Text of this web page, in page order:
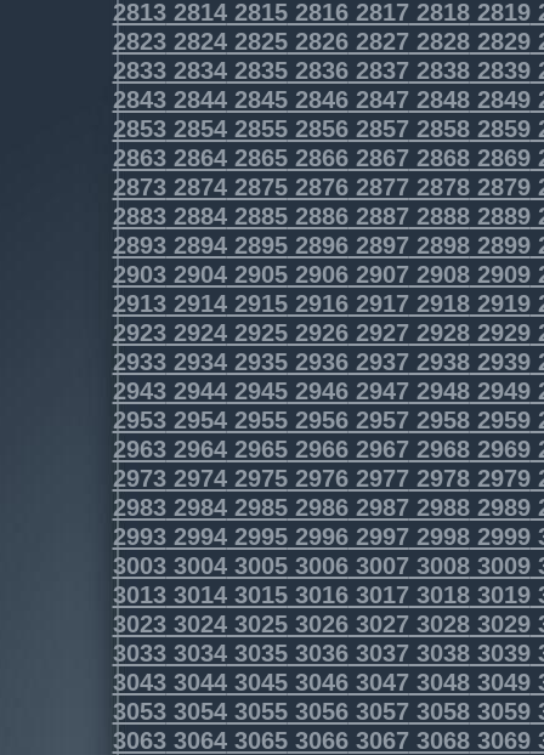
2813281428152816281728182819
2823282428252826282728282829
2833283428352836283728382839
2843284428452846284728482849
2853285428552856285728582859
2863286428652866286728682869
2873287428752876287728782879
2883288428852886288728882889
2893289428952896289728982899
2903290429052906290729082909
2913291429152916291729182919
2923292429252926292729282929
2933293429352936293729382939
2943294429452946294729482949
2953295429552956295729582959
2963296429652966296729682969
2973297429752976297729782979
2983298429852986298729882989
2993299429952996299729982999
3003300430053006300730083009
3013301430153016301730183019
3023302430253026302730283029
3033303430353036303730383039
3043304430453046304730483049
3053305430553056305730583059
3063306430653066306730683069